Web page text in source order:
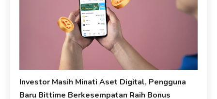
Investor Masih Minati Aset Digital, Pengguna
Baru Bittime Berkesempatan Raih Bonus